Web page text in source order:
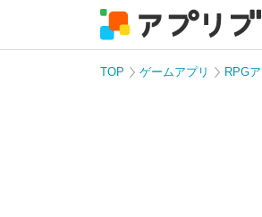
TOP ゲームアプリ RPG